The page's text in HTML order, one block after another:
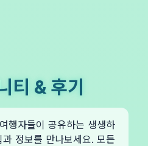
티 & 후기
행자들이 공유하는 생생하
정보를 만나보세요. 모든